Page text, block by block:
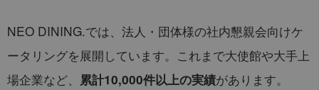
NEO DINING.では、法人・団体様の社内懇親会向けケ
ータリングを展開しています。これまで大使館や大手上
場企業など、
累計10,000件以上の実績があります。